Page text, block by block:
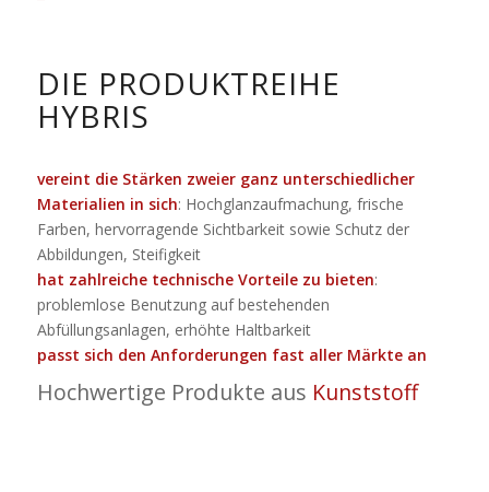
DIE PRODUKTREIHE
HYBRIS
vereint die Stärken zweier ganz unterschiedlicher
Materialien in sich: Hochglanzaufmachung, frische
Farben, hervorragende Sichtbarkeit sowie Schutz der
Abbildungen, Steifigkeit
hat zahlreiche technische Vorteile zu bieten:
problemlose Benutzung auf bestehenden
Abfüllungsanlagen, erhöhte Haltbarkeit
passt sich den Anforderungen fast aller Märkte an
Hochwertige Produkte aus Kunststoff